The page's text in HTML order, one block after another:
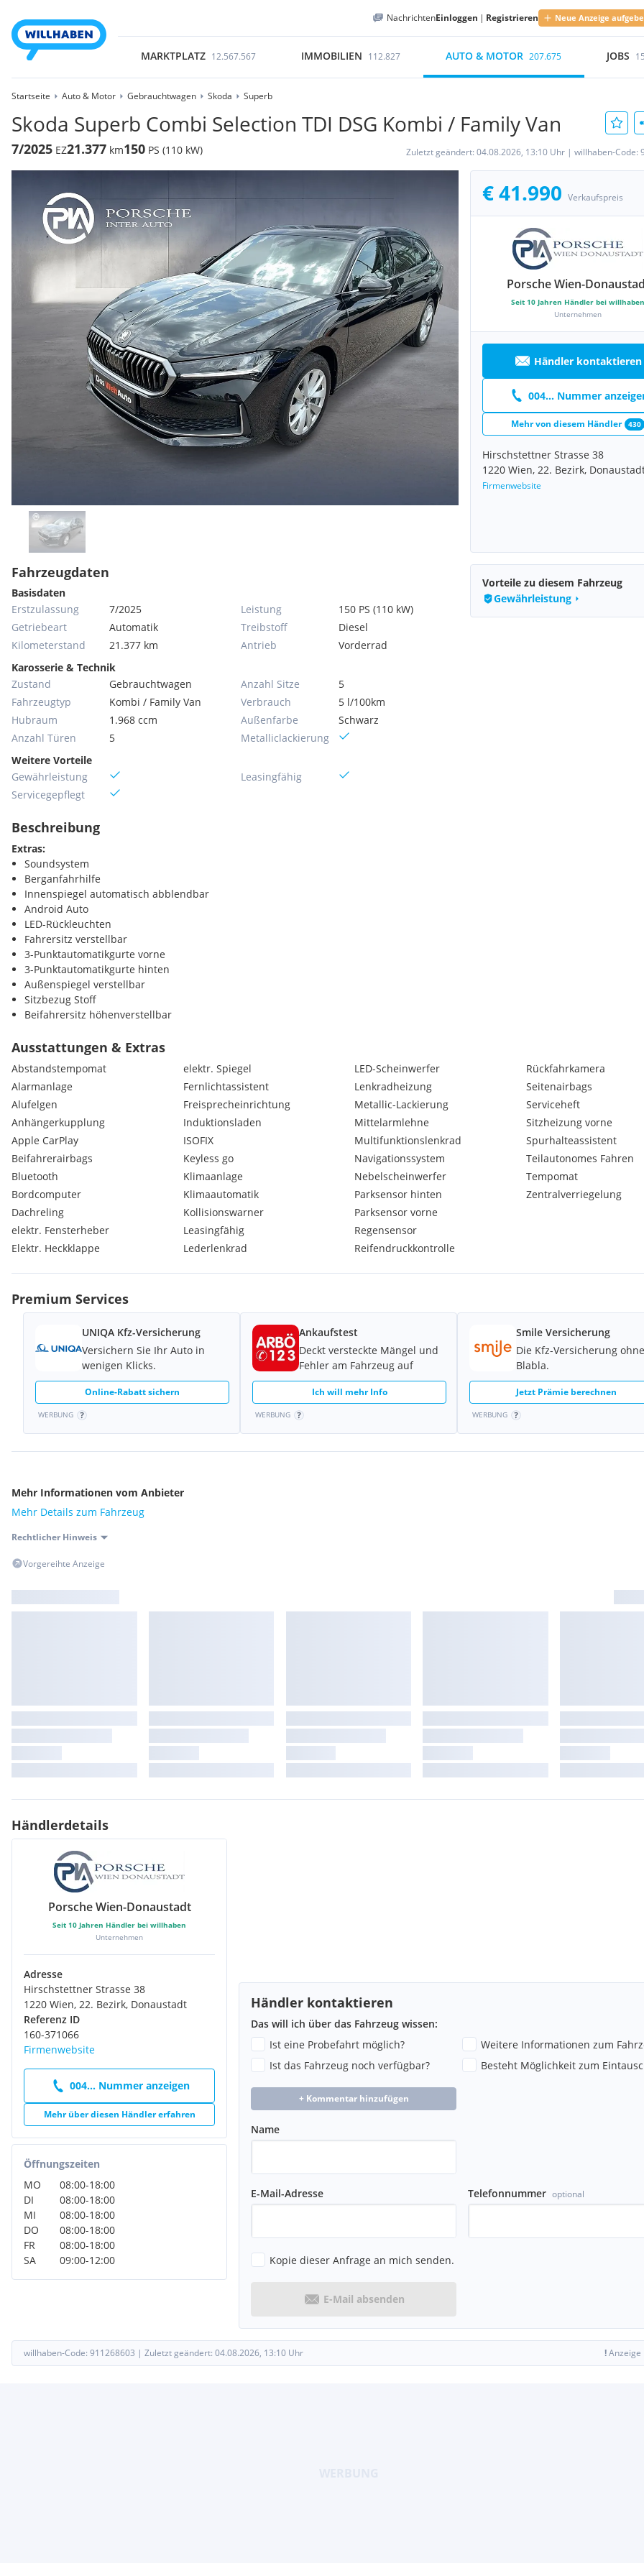
NachrichtenEinloggen | Registrieren Neue Anzeige
MARKTPLATZ 12.567.567 IMMOBILIEN 112.827 AUTO & MOTOR 207.675 JOBS
Startseite Auto & Motor Gebrauchtwagen Skoda Superb
Skoda Superb Combi Selection TDI DSG Kombi / Family Van
7/2025 EZ21.377 km150 PS (110 kW) Zuletzt geändert: 04.08.2026, 13:10 Uhr | willhaben-Code:
€ 41.990 Verkaufspreis
Porsche Wien-
Seit 10 Jahren Händler bei willhaben
Unternehmen
Händler kontaktieren
004... Nummer
Mehr von diesem Händler 430
Hirschstettner Strasse 38
1220 Wien, 22. Bezirk,
Firmenwebsite
Fahrzeugdaten
Basisdaten
Erstzulassung
7/2025
Getriebeart
Automatik
Kilometerstand
21.377 km
Leistung
150 PS (110 kW)
Treibstoff
Diesel
Antrieb
Vorderrad
Karosserie & Technik
Zustand
Gebrauchtwagen
Fahrzeugtyp
Kombi / Family Van
Hubraum
1.968 ccm
Anzahl Türen
5
Anzahl Sitze
5
Verbrauch
5 l/100km
Außenfarbe
Schwarz
Metallic­lackierung
Weitere Vorteile
Gewährleistung
Servicegepflegt
Leasingfähig
Beschreibung
Extras:
Soundsystem
Berganfahrhilfe
Innenspiegel automatisch abblendbar
Android Auto
LED-Rückleuchten
Fahrersitz verstellbar
3-Punktautomatikgurte vorne
3-Punktautomatikgurte hinten
Außenspiegel verstellbar
Sitzbezug Stoff
Beifahrersitz höhenverstellbar
Verkehrszeichenerkennung
Müdigkeitserkennung
Seitenfenster ab B-Säule abgedunkelt
Radio
DAB-Radio
Fenster in Hecktür
Heckklappe
Ladeboden variabel
Vorteile zu diesem Fahrzeug
Gewährleistung
Ausstattungen & Extras
Abstandstempomat
Alarmanlage
Alufelgen
Anhängerkupplung
Apple CarPlay
Beifahrerairbags
Bluetooth
Bordcomputer
Dachreling
elektr. Fensterheber
Elektr. Heckklappe
elektr. Spiegel
Fernlichtassistent
Freisprecheinrichtung
Induktionsladen
ISOFIX
Keyless go
Klimaanlage
Klimaautomatik
Kollisionswarner
Leasingfähig
Lederlenkrad
LED-Scheinwerfer
Lenkradheizung
Metallic-Lackierung
Mittelarmlehne
Multifunktionslenkrad
Navigationssystem
Nebelscheinwerfer
Parksensor hinten
Parksensor vorne
Regensensor
Reifendruckkontrolle
Rückfahrkamera
Seitenairbags
Serviceheft
Sitzheizung vorne
Spurhalteassistent
Teilautonomes Fahren
Tempomat
Zentralverriegelung
Premium Services
UNIQA Kfz-Versicherung
Versichern Sie Ihr Auto in
wenigen Klicks.
Online-Rabatt sichern
WERBUNG
Ankaufstest
Deckt versteckte Mängel und
Fehler am Fahrzeug auf
Ich will mehr Info
WERBUNG
Smile Versicherung
Die Kfz-Versicherung ohne
Blabla.
Jetzt Prämie berechnen
WERBUNG
Mehr Informationen vom Anbieter
Mehr Details zum Fahrzeug
Rechtlicher Hinweis
Vorgereihte Anzeige
Händlerdetails
Porsche Wien-Donaustadt
Seit 10 Jahren Händler bei willhaben
Unternehmen
Adresse
Hirschstettner Strasse 38
1220 Wien, 22. Bezirk, Donaustadt
Referenz ID
160-371066
Firmenwebsite
004... Nummer anzeigen
Mehr über diesen Händler erfahren
Öffnungszeiten
MO
08:00-18:00
DI
08:00-18:00
MI
08:00-18:00
DO
08:00-18:00
FR
08:00-18:00
SA
09:00-12:00
Händler kontaktieren
Das will ich über das Fahrzeug wissen:
Ist eine Probefahrt möglich?
Weitere Informationen zum
Ist das Fahrzeug noch verfügbar?
Besteht Möglichkeit zum
+ Kommentar hinzufügen
Name
E-Mail-Adresse Telefonnummer optional
Kopie dieser Anfrage an mich senden.
E-Mail absenden
willhaben-Code: 911268603 | Zuletzt geändert: 04.08.2026, 13:10 Uhr !Anzeige